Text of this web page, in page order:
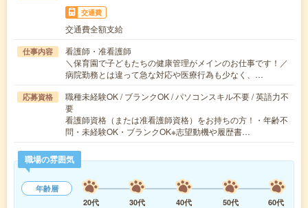
交通費
交通費全額支給
仕事内容
看護師・准看護師
＼保育園で子どもたちの健康管理がメインのお仕事です！／
病院勤務とは違って急な対応や医療行為も少なく、…
応募資格
職種未経験OK / ブランクOK / パソコンスキル不要 / 英語力不
要
看護師資格（または准看護師資格）をお持ちの方！・年齢不
問・未経験OK・ブランクOK※志望動機や履歴書…
職場の雰囲気
年齢層
20代
30代 40代 50代
60代